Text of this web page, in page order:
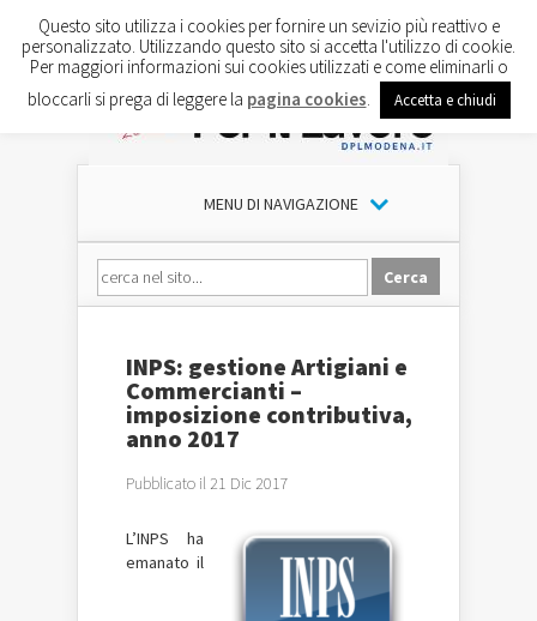
MENU DI NAVIGAZIONE
INPS: gestione Artigiani e
Commercianti –
imposizione contributiva,
anno 2017
Pubblicato il 21 Dic 2017
L’INPS ha
emanato il
Questo sito utilizza i cookies per fornire un sevizio più reattivo e
personalizzato. Utilizzando questo sito si accetta l'utilizzo di cookie.
Per maggiori informazioni sui cookies utilizzati e come eliminarli o
bloccarli si prega di leggere la pagina cookies Accetta e chiudi